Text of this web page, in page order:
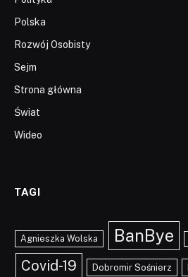
Polska
Rozwój Osobisty
Sejm
Strona główna
Świat
Wideo
TAGI
Agnieszka Wolska BanBye
Covid-19 Dobromir Sośnierz